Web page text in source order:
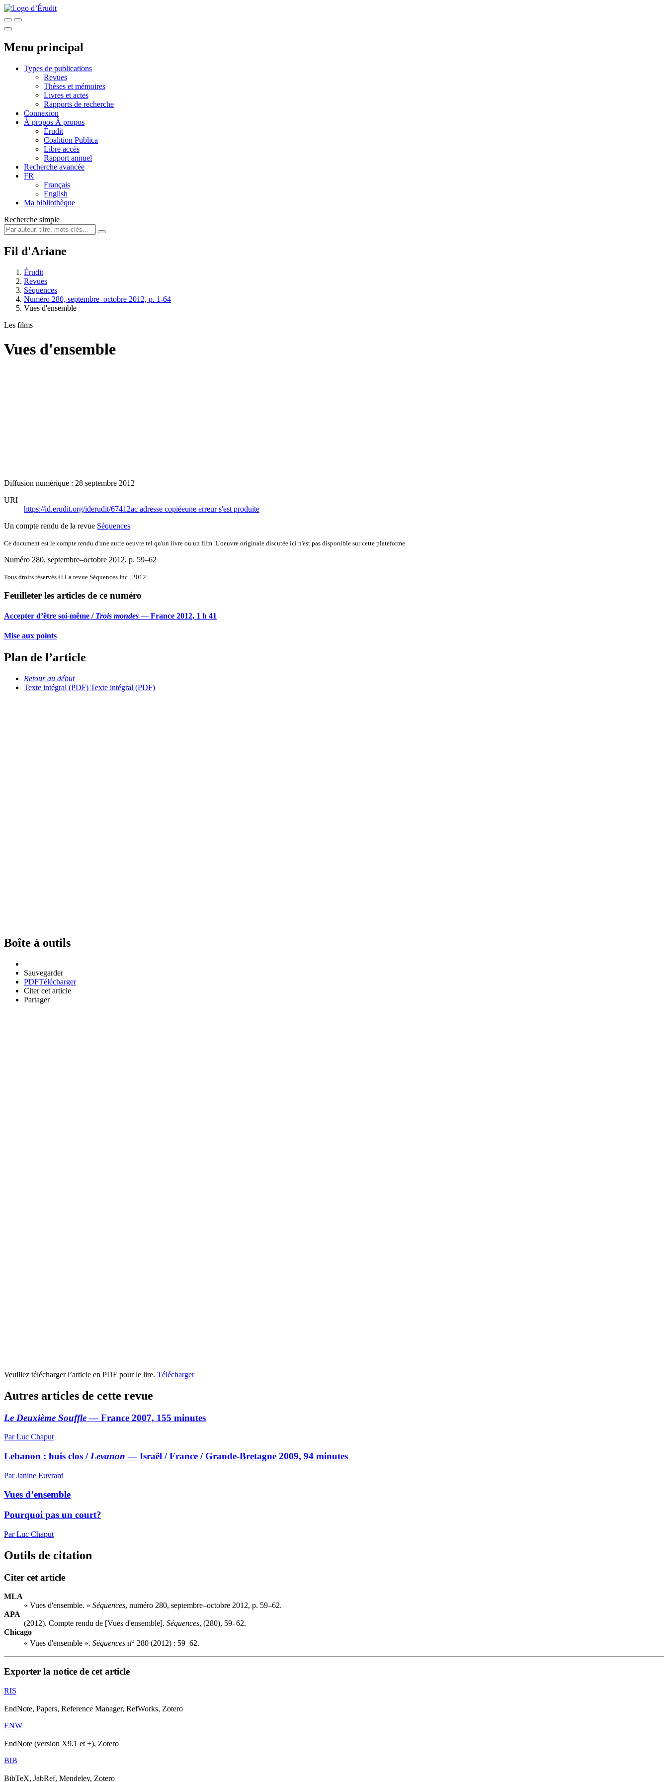
Menu principal
Types de publications
Revues
Thèses et mémoires
Livres et actes
Rapports de recherche
Connexion
À propos À propos
Érudit
Coalition Publica
Libre accès
Rapport annuel
Recherche avancée
FR
Français
English
Ma bibliothèque
Recherche simple
Fil d'Ariane
Érudit
Revues
Séquences
Numéro 280, septembre–octobre 2012, p. 1-64
Vues d'ensemble
Les films
Vues d'ensemble
Diffusion numérique : 28 septembre 2012
URI
https://id.erudit.org/iderudit/67412ac adresse copiéeune erreur s'est produite
Un compte rendu de la revue Séquences
Ce document est le compte rendu d'une autre oeuvre tel qu'un livre ou un film. L'oeuvre originale discutée ici n'est pas disponible sur cette plateforme.
Numéro 280, septembre–octobre 2012, p. 59–62
Tous droits réservés © La revue Séquences Inc., 2012
Feuilleter les articles de ce numéro
Accepter d’être soi-même / Trois mondes— France 2012, 1 h 41
Mise aux points
Plan de l’article
Retour au début
Texte intégral (PDF) Texte intégral (PDF)
Boîte à outils
Sauvegarder
PDFTélécharger
Citer cet article
Partager
Veuillez télécharger l’article en PDF pour le lire. Télécharger
Autres articles de cette revue
Le Deuxième Souffle— France 2007, 155 minutes
Par Luc Chaput
Lebanon : huis clos / Levanon — Israël / France / Grande-Bretagne 2009, 94 minutes
Par Janine Euvrard
Vues d’ensemble
Pourquoi pas un court?
Par Luc Chaput
Outils de citation
Citer cet article
MLA
« Vues d'ensemble. » Séquences, numéro 280, septembre–octobre 2012, p. 59–62.
APA
(2012). Compte rendu de [Vues d'ensemble]. Séquences, (280), 59–62.
Chicago
« Vues d'ensemble ». Séquences no 280 (2012) : 59–62.
Exporter la notice de cet article
RIS
EndNote, Papers, Reference Manager, RefWorks, Zotero
ENW
EndNote (version X9.1 et +), Zotero
BIB
BibTeX, JabRef, Mendeley, Zotero